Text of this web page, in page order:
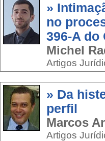
»
no
396-A do
Michel
Artigos
» Da
perfil
Marcos
Artigos